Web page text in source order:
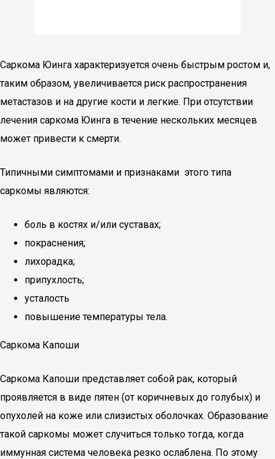
Саркома Юинга характеризуется очень быстрым ростом и,
таким образом, увеличивается риск распространения
метастазов и на другие кости и легкие. При отсутствии
лечения саркома Юинга в течение нескольких месяцев
может привести к смерти.
Типичными симптомами и признаками этого типа
саркомы являются:
боль в костях и/или суставах;
покраснения;
лихорадка;
припухлость;
усталость
повышение температуры тела.
Саркома Капоши
Саркома Капоши представляет собой рак, который
проявляется в виде пятен (от коричневых до голубых) и
опухолей на коже или слизистых оболочках. Образование
такой саркомы может случиться только тогда, когда
иммунная система человека резко ослаблена. По этому